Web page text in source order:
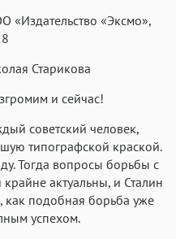
Аа
Аа
Georgia
Аа
Times New Roman
Аа Аа
«Эксмо»,
Старикова
и сейчас!
советский человек,
типографской краской.
Тогда вопросы борьбы с
актуальны, и Сталин
как подобная борьба уже
успехом.